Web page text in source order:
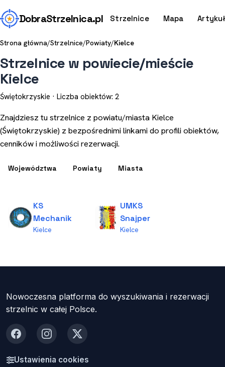
DobraStrzelnica.pl Strzelnice Mapa
Strona główna/Strzelnice/Powiaty/Kielce
Strzelnice w powiecie/mieście
Kielce
Świętokrzyskie · Liczba obiektów: 2
Znajdziesz tu strzelnice z powiatu/miasta Kielce
(Świętokrzyskie) z bezpośrednimi linkami do profili obiektów,
cenników i możliwości rezerwacji.
Województwa Powiaty Miasta
KS
Mechanik
Kielce
UMKS
Snajper
Kielce
Nowoczesna platforma do wyszukiwania i rezerwacji
strzelnic w całej Polsce.
FacebookInstagram
X
Ustawienia cookies